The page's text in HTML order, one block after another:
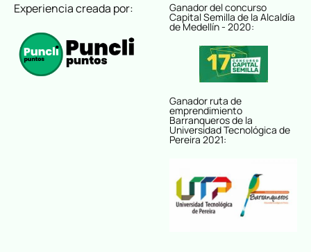
Experiencia creada por: Ganador del concurso
Capital Semilla de la Alcaldía
de Medellín - 2020:
Ganador ruta de
emprendimiento
Barranqueros de la
Universidad Tecnológica de
Pereira 2021: